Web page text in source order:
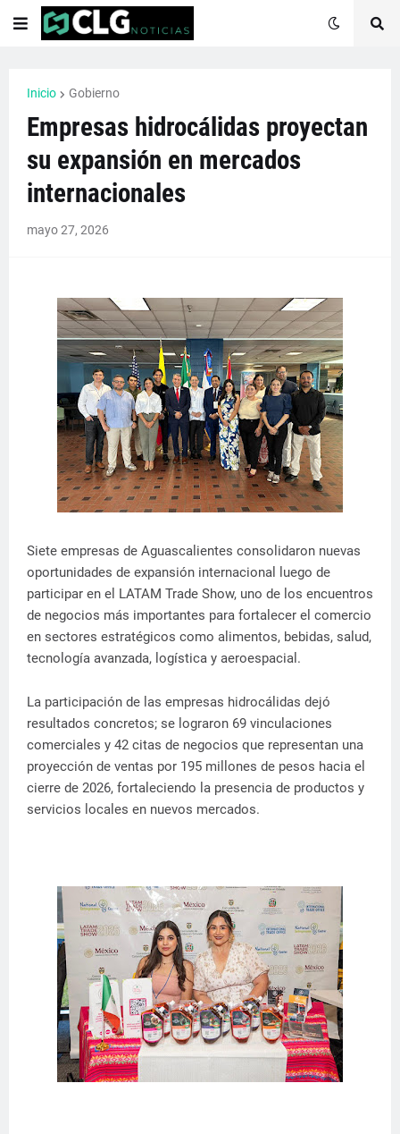
Inicio Gobierno
Empresas hidrocálidas proyectan
su expansión en mercados
internacionales
mayo 27, 2026
Siete empresas de Aguascalientes consolidaron nuevas
oportunidades de expansión internacional luego de
participar en el LATAM Trade Show, uno de los encuentros
de negocios más importantes para fortalecer el comercio
en sectores estratégicos como alimentos, bebidas, salud,
tecnología avanzada, logística y aeroespacial.
La participación de las empresas hidrocálidas dejó
resultados concretos; se lograron 69 vinculaciones
comerciales y 42 citas de negocios que representan una
proyección de ventas por 195 millones de pesos hacia el
cierre de 2026, fortaleciendo la presencia de productos y
servicios locales en nuevos mercados.